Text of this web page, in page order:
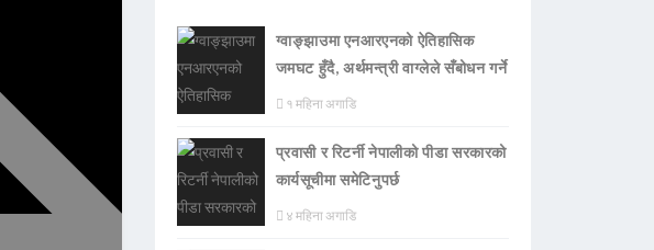
ग्वाङ्झाउमा एनआरएनको ऐतिहासिक
जमघट हुँदै, अर्थमन्त्री वाग्लेले सँबोधन गर्ने
१ महिना अगाडि
प्रवासी र रिटर्नी नेपालीको पीडा सरकारको
कार्यसूचीमा समेटिनुपर्छ
४ महिना अगाडि